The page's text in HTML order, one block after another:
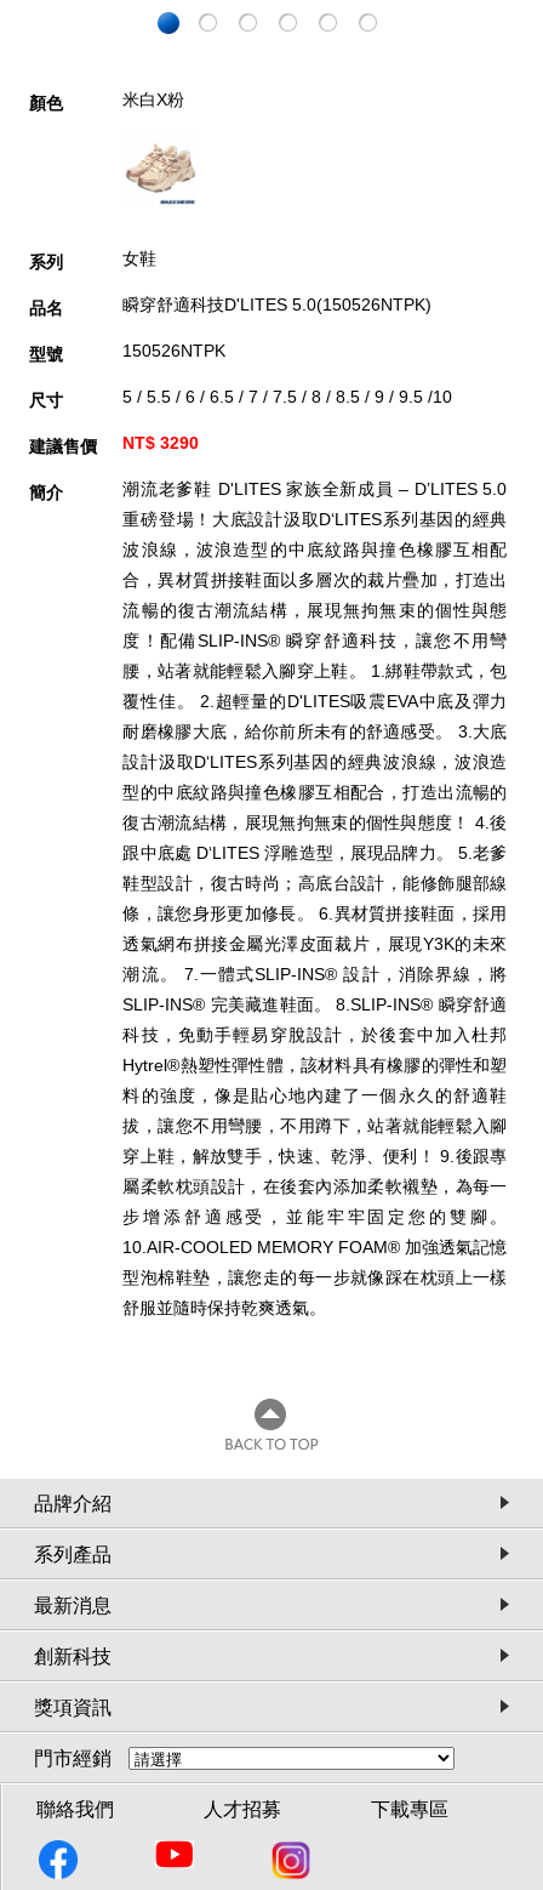
顏色 米白X粉
系列 女鞋
品名 瞬穿舒適科技D'LITES 5.0(150526NTPK)
型號 150526NTPK
尺寸 5 / 5.5 / 6 / 6.5 / 7 / 7.5 / 8 / 8.5 / 9 / 9.5 /10
建議售價 NT$ 3290
簡介
潮流老爹鞋 D'LITES 家族全新成員 – D’LITES 5.0
重磅登場！大底設計汲取D‘LITES系列基因的經典
波浪線，波浪造型的中底紋路與撞色橡膠互相配
合，異材質拼接鞋面以多層次的裁片疊加，打造出
流暢的復古潮流結構，展現無拘無束的個性與態
度！配備SLIP-INS® 瞬穿舒適科技，讓您不用彎
腰，站著就能輕鬆入腳穿上鞋。 1.綁鞋帶款式，包
覆性佳。 2.超輕量的D'LITES吸震EVA中底及彈力
耐磨橡膠大底，給你前所未有的舒適感受。 3.大底
設計汲取D‘LITES系列基因的經典波浪線，波浪造
型的中底紋路與撞色橡膠互相配合，打造出流暢的
復古潮流結構，展現無拘無束的個性與態度！ 4.後
跟中底處 D‘LITES 浮雕造型，展現品牌力。 5.老爹
鞋型設計，復古時尚；高底台設計，能修飾腿部線
條，讓您身形更加修長。 6.異材質拼接鞋面，採用
透氣網布拼接金屬光澤皮面裁片，展現Y3K的未來
潮流。 7.一體式SLIP-INS® 設計，消除界線，將
SLIP-INS® 完美藏進鞋面。 8.SLIP-INS® 瞬穿舒適
科技，免動手輕易穿脫設計，於後套中加入杜邦
Hytrel®熱塑性彈性體，該材料具有橡膠的彈性和塑
料的強度，像是貼心地內建了一個永久的舒適鞋
拔，讓您不用彎腰，不用蹲下，站著就能輕鬆入腳
穿上鞋，解放雙手，快速、乾淨、便利！ 9.後跟專
屬柔軟枕頭設計，在後套內添加柔軟襯墊，為每一
步增添舒適感受，並能牢牢固定您的雙腳。
10.AIR-COOLED MEMORY FOAM® 加強透氣記憶
型泡棉鞋墊，讓您走的每一步就像踩在枕頭上一樣
舒服並隨時保持乾爽透氣。
品牌介紹
系列產品
最新消息
創新科技
獎項資訊
門市經銷
聯絡我們 人才招募 下載專區